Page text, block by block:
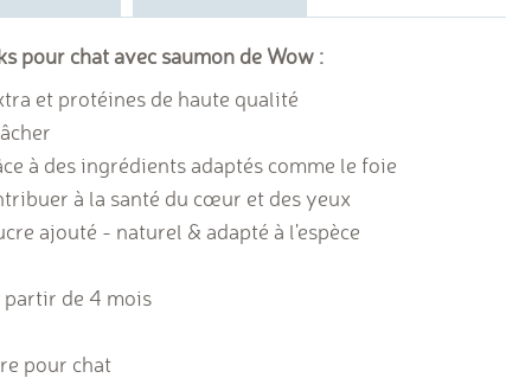
pour chat avec saumon de Wow :
et protéines de haute qualité
à des ingrédients adaptés comme le foie
à la santé du cœur et des yeux
ajouté - naturel & adapté à l'espèce
partir de 4 mois
pour chat